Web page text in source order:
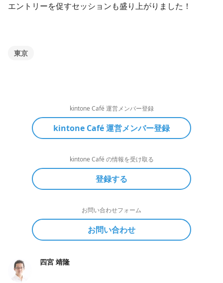
エントリーを促すセッションも盛り上がりました！
東京
kintone Café 運営メンバー登録
kintone Café 運営メンバー登録
kintone Café の情報を受け取る
登録する
お問い合わせフォーム
お問い合わせ
四宮 靖隆